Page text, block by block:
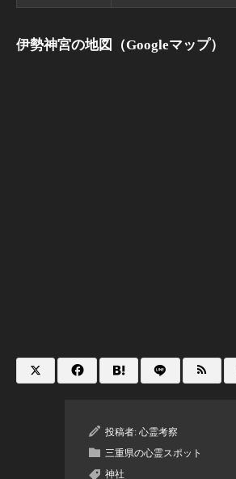
伊勢神宮の地図（Googleマップ）
投稿者: 心霊考察
三重県の心霊スポット
神社